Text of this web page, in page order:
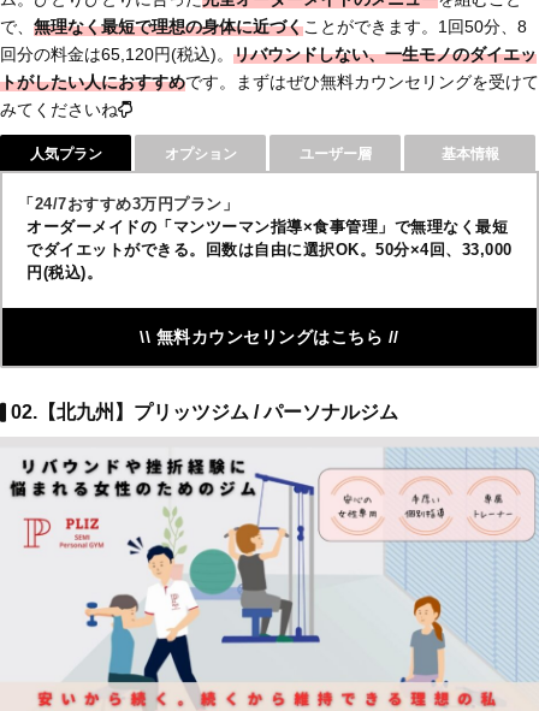
で、 無理なく最短で理想の身体に近づくことができます。1回50分、8
回分の料金は65,120円(税込)。 リバウンドしない、一生モノのダイエッ
トがしたい人におすすめです。まずはぜひ無料カウンセリングを受けて
みてくださいね
人気プラン オプション ユーザー層 基本情報
「24/7おすすめ3万円プラン」
オーダーメイドの「マンツーマン指導×食事管理」で無理なく最短
でダイエットができる。回数は自由に選択OK。50分×4回、33,000
円(税込)。
\\ 無料カウンセリングはこちら //
02.【北九州】プリッツジム / パーソナルジム